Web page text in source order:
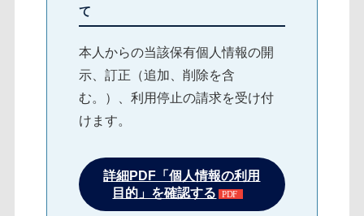
て
本人からの当該保有個人情報の開
示、訂正（追加、削除を含
む。）、利用停止の請求を受け付
けます。
詳細PDF「個人情報の利用
目的」を確認する